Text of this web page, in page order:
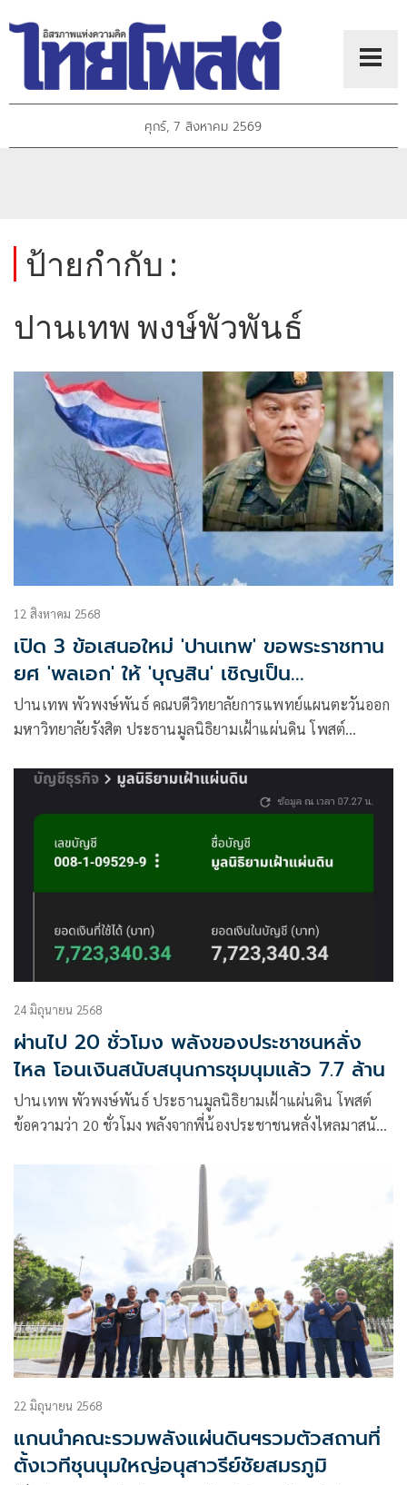
ศุกร์, 7 สิงหาคม 2569
ป้ายกำกับ :
ปานเทพ พงษ์พัวพันธ์
12 สิงหาคม 2568
เปิด 3 ข้อเสนอใหม่ 'ปานเทพ' ขอพระราชทาน
ยศ 'พลเอก' ให้ 'บุญสิน' เชิญเป็น
รมว.กลาโหม
ปานเทพ พัวพงษ์พันธ์ คณบดีวิทยาลัยการแพทย์แผนตะวันออก
มหาวิทยาลัยรังสิต ประธานมูลนิธิยามเฝ้าแผ่นดิน โพสต์
24 มิถุนายน 2568
ผ่านไป 20 ชั่วโมง พลังของประชาชนหลั่ง
ไหล โอนเงินสนับสนุนการชุมนุมแล้ว 7.7 ล้าน
ปานเทพ พัวพงษ์พันธ์ ประธานมูลนิธิยามเฝ้าแผ่นดิน โพสต์
ข้อความว่า 20 ชั่วโมง พลังจากพี่น้องประชาชนหลั่งไหลมาสนับ
22 มิถุนายน 2568
แกนนำคณะรวมพลังแผ่นดินฯรวมตัวสถานที่
ตั้งเวทีชุนนุมใหญ่อนุสาวรีย์ชัยสมรภูมิ